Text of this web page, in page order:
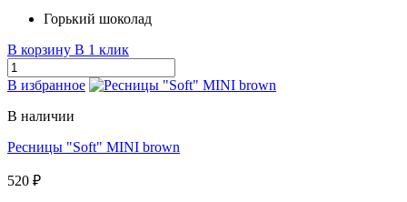
Горький шоколад
В корзину В 1 клик
В избранное
В наличии
Ресницы "Soft" MINI brown
520 ₽